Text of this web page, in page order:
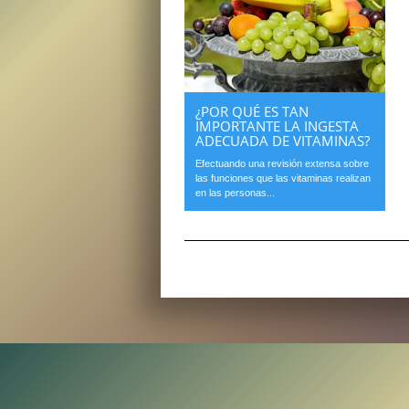
¿POR QUÉ ES TAN
IMPORTANTE LA INGESTA
ADECUADA DE VITAMINAS?
Efectuando una revisión extensa sobre
las funciones que las vitaminas realizan
en las personas...